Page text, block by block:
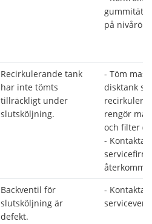
på
Recirkulerande tank
har inte tömts
tillräckligt under
slutsköljning.
- Töm
disktank
rengör
och filter
- Kontakta
Backventil för
slutsköljning är
defekt.
- Kontakta